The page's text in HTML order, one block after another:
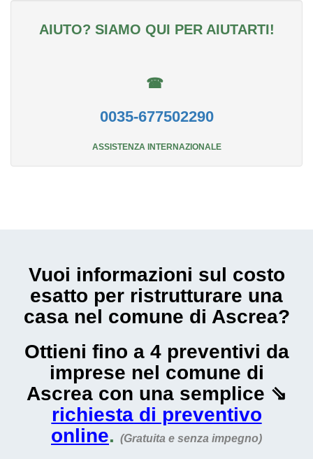
AIUTO? SIAMO QUI PER AIUTARTI!
☎
0035-677502290
ASSISTENZA INTERNAZIONALE
Vuoi informazioni sul costo
esatto per ristrutturare una
casa nel comune di Ascrea?
Ottieni fino a 4 preventivi da
imprese nel comune di
Ascrea con una semplice ⇘
richiesta di preventivo
online. (Gratuita e senza impegno)